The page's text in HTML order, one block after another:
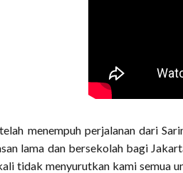
menempuh perjalanan dari
lama dan bersekolah bagi
tidak menyurutkan kami semua